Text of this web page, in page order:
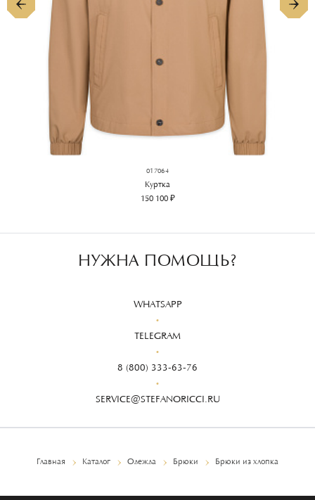
017064
Куртка
150 100 ₽
НУЖНА ПОМОЩЬ?
WHATSAPP
TELEGRAM
8 (800) 333-63-76
SERVICE@STEFANORICCI.RU
Главная Каталог Одежда Брюки Брюки из хлопка